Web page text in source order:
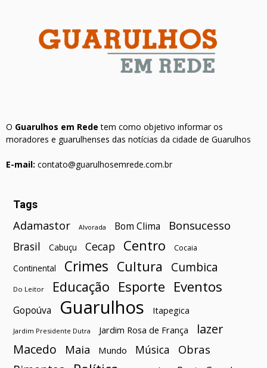
O Guarulhos em Rede tem como objetivo informar os
moradores e guarulhenses das notícias da cidade de Guarulhos
E-mail: contato@guarulhosemrede.com.br
Tags
Adamastor Alvorada Bom Clima Bonsucesso
Brasil Cabuçu Cecap Centro Cocaia
Continental Crimes Cultura Cumbica
Do Leitor Educação Esporte Eventos
Gopoúva Guarulhos Itapegica
Jardim Presidente Dutra Jardim Rosa de França
lazer
Macedo
Maia Mundo Música Obras